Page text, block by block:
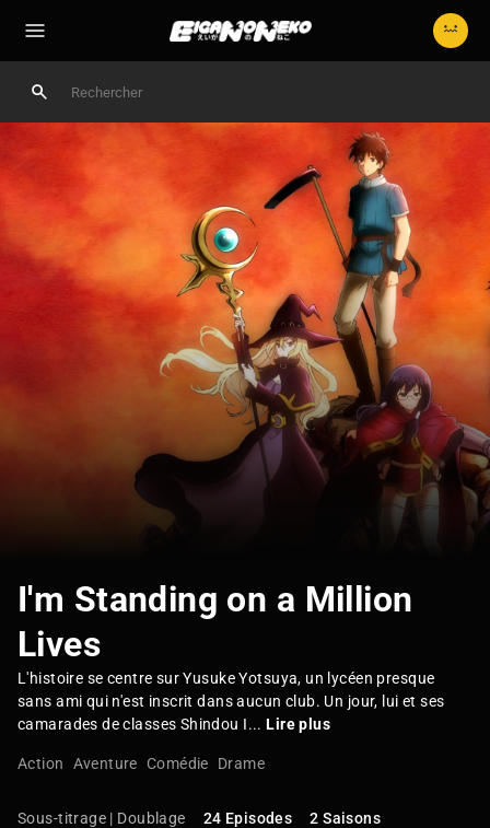
I'm Standing on a Million
Lives
L'histoire se centre sur Yusuke Yotsuya, un lycéen presque
sans ami qui n'est inscrit dans aucun club. Un jour, lui et ses
camarades de classes Shindou I...Lire plus
Action Aventure Comédie Drame
Sous-titrage | Doublage 24 Episodes 2 Saisons